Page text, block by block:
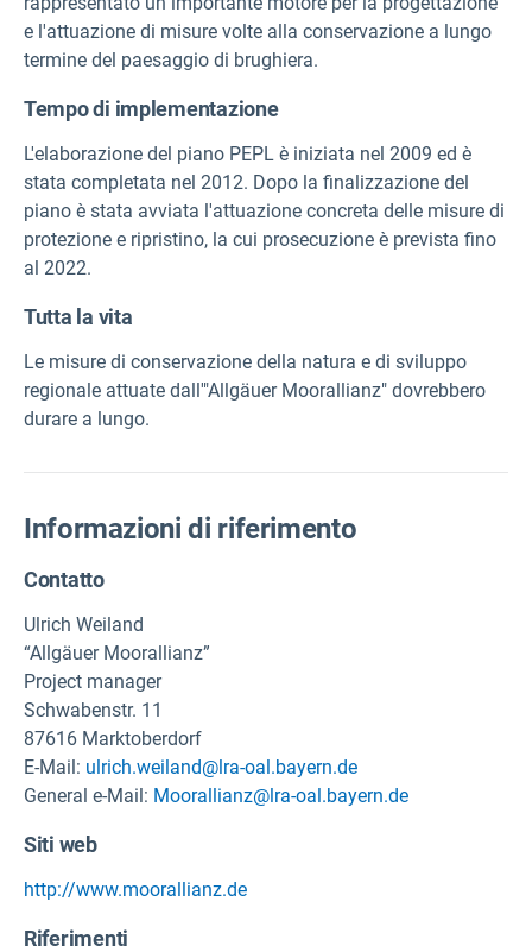
e l'attuazione di misure volte alla conservazione a lungo
termine del paesaggio di brughiera.
Tempo di implementazione
L'elaborazione del piano PEPL è iniziata nel 2009 ed è
stata completata nel 2012. Dopo la finalizzazione del
piano è stata avviata l'attuazione concreta delle misure di
protezione e ripristino, la cui prosecuzione è prevista fino
al 2022.
Tutta la vita
Le misure di conservazione della natura e di sviluppo
regionale attuate dall'"Allgäuer Moorallianz" dovrebbero
durare a lungo.
Informazioni di riferimento
Contatto
Ulrich Weiland
“Allgäuer Moorallianz”
Project manager
Schwabenstr. 11
87616 Marktoberdorf
E-Mail: ulrich.weiland@lra-oal.bayern.de
General e-Mail: Moorallianz@lra-oal.bayern.de
Siti web
http://www.moorallianz.de
Riferimenti